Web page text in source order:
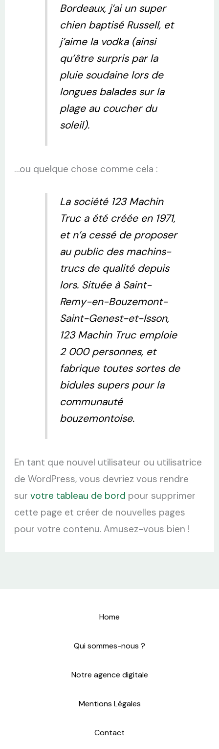
Bordeaux, j’ai un super
chien baptisé Russell, et
j’aime la vodka (ainsi
qu’être surpris par la
pluie soudaine lors de
longues balades sur la
plage au coucher du
soleil).
…ou quelque chose comme cela :
La société 123 Machin
Truc a été créée en 1971,
et n’a cessé de proposer
au public des machins-
trucs de qualité depuis
lors. Située à Saint-
Remy-en-Bouzemont-
Saint-Genest-et-Isson,
123 Machin Truc emploie
2 000 personnes, et
fabrique toutes sortes de
bidules supers pour la
communauté
bouzemontoise.
En tant que nouvel utilisateur ou utilisatrice
de WordPress, vous devriez vous rendre
survotre tableau de bord pour supprimer
cette page et créer de nouvelles pages
pour votre contenu. Amusez-vous bien !
Home
Qui sommes-nous ?
Notre agence digitale
Mentions Légales
Contact